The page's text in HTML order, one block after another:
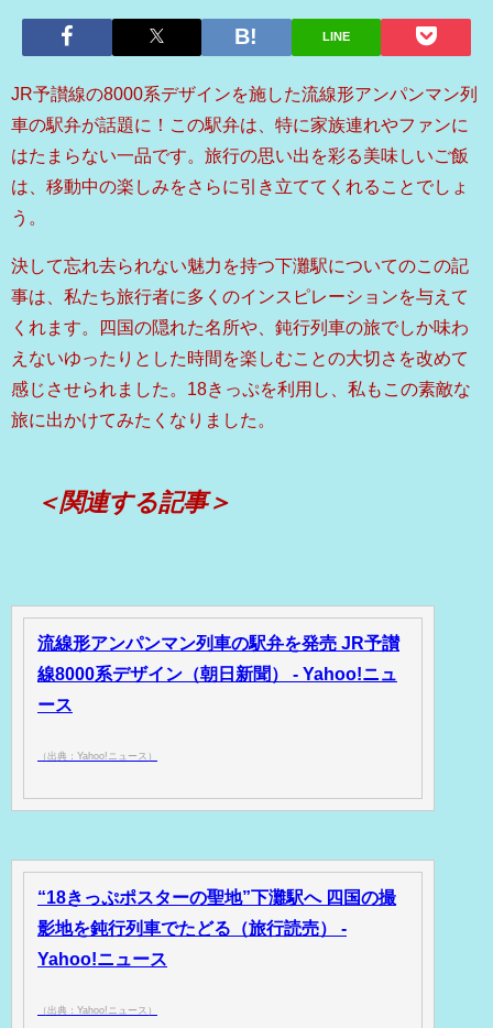
LINE
JR予讃線の8000系デザインを施した流線形アンパンマン列
車の駅弁が話題に！この駅弁は、特に家族連れやファンに
はたまらない一品です。旅行の思い出を彩る美味しいご飯
は、移動中の楽しみをさらに引き立ててくれることでしょ
う。
決して忘れ去られない魅力を持つ下灘駅についてのこの記
事は、私たち旅行者に多くのインスピレーションを与えて
くれます。四国の隠れた名所や、鈍行列車の旅でしか味わ
えないゆったりとした時間を楽しむことの大切さを改めて
感じさせられました。18きっぷを利用し、私もこの素敵な
旅に出かけてみたくなりました。
＜関連する記事＞
流線形アンパンマン列車の駅弁を発売 JR予讃
線8000系デザイン（朝日新聞） - Yahoo!ニュ
ース
（出典：Yahoo!ニュース）
“18きっぷポスターの聖地”下灘駅へ 四国の撮
影地を鈍行列車でたどる（旅行読売） -
Yahoo!ニュース
（出典：Yahoo!ニュース）